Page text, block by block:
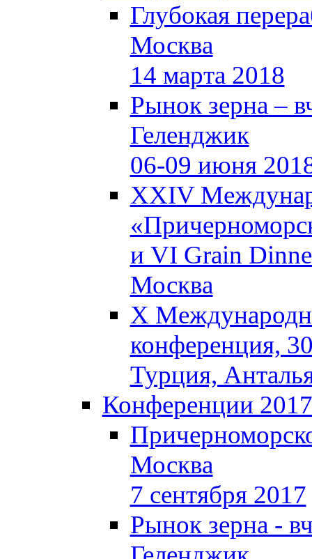
Глубокая
Москва
14 марта 2018
Рынок зерна –
Геленджик
06-09 июня
XXIV
и VI Grain
Москва
X
конференция,
Турция,
Конференции 2017
Москва
7 сентября 2017
Рынок зерна -